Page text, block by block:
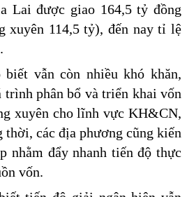
Lai được giao 164,5 tỷ đồng
xuyên 114,5 tỷ), đến nay tỉ lệ
biết vẫn còn nhiều khó khăn,
trình phân bổ và triển khai vốn
xuyên cho lĩnh vực KH&CN,
các địa phương cũng kiến
nhằm đẩy nhanh tiến độ thực
vốn.